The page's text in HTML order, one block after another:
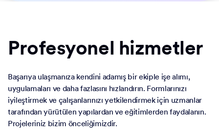
Profesyonel hizmetler
Başarıya ulaşmanıza kendini adamış bir ekiple işe alımı,
uygulamaları ve daha fazlasını hızlandırın. Formlarınızı
iyileştirmek ve çalışanlarınızı yetkilendirmek için uzmanlar
tarafından yürütülen yapılardan ve eğitimlerden faydalanın.